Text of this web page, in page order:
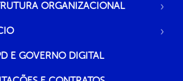
ORGANIZACIONAL
E GOVERNO DIGITAL